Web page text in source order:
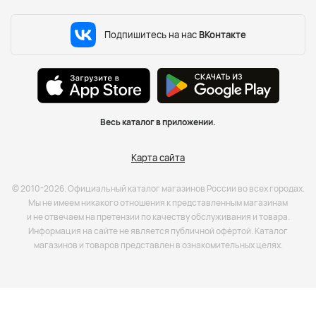
Подпишитесь на нас ВКонтакте
Весь каталог в приложении.
Карта сайта
© 2010-2026. Официальный каталог магазинов России во всех городах.
Мы не имеем никакого отношения к представленным магазинам
и не отвечаем на претензии по качеству обслуживания и товара.
Информация на сайте не является публичной офёртой. Каталог
магазинов и товаров представлен в ознакомительных целях.